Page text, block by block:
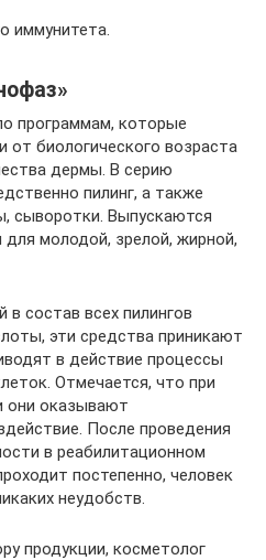
иммунитета.
программам, которые
от биологического возраста
дермы. В серию
пилинг, а также
сыворотки. Выпускаются
молодой, зрелой, жирной,
состав всех пилингов
эти средства приникают
в действие процессы
Отмечается, что при
они оказывают
После проведения
в реабилитационном
постепенно, человек
неудобств.
продукции, косметолог